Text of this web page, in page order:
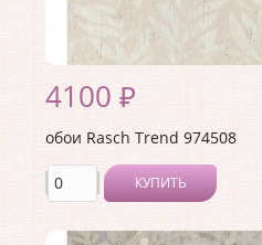
4100 ₽
обои Rasch Trend 974508
КУПИТЬ
Производитель:Rasch
Коллекция:Trend